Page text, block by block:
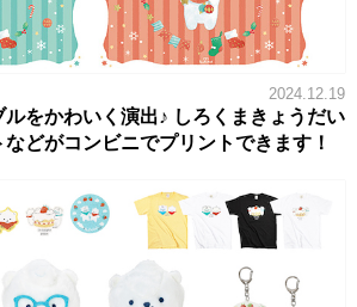
2024.12.19
をかわいく演出♪ しろくまきょうだい
どがコンビニでプリントできます！